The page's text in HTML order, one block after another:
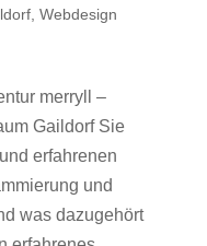
, Webdesign
merryll –
Gaildorf Sie
erfahrenen
und
was dazugehört